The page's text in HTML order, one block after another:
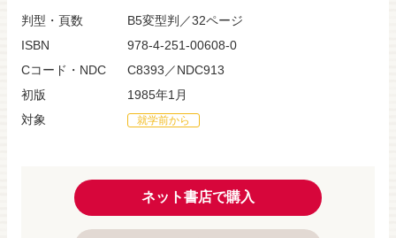
判型・頁数
B5変型判／32ページ
ISBN
978-4-251-00608-0
Cコード・NDC
C8393／NDC913
初版
1985年1月
対象
就学前から
ネット書店で購入